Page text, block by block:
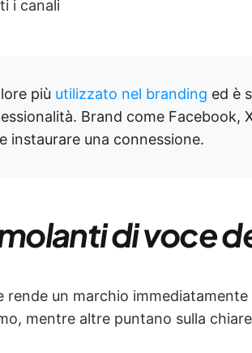
i canali
più utilizzato nel branding ed è
Brand come Facebook,
instaurare una connessione.
di voce
un marchio
mentre altre puntano sulla